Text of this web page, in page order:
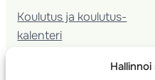
Koulutus ja koulutus­
kalenteri
Seura­kehittäminen